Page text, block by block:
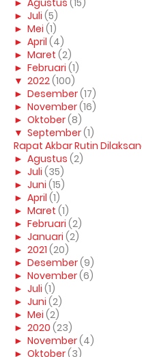
► Agustus (15)
► Juli (5)
► Mei (1)
► April (4)
► Maret (2)
► Februari (1)
▼ 2022(100)
► Desember(17)
► November(16)
► Oktober(8)
▼ September(1)
Rapat Akbar Rutin
► Agustus (2)
► Juli (35)
► Juni (15)
► April (1)
► Maret (1)
► Februari (2)
► Januari (2)
► 2021 (20)
► Desember(9)
► November(6)
► Juli (1)
► Juni (2)
► Mei (2)
► 2020 (23)
► November(4)
► Oktober(3)